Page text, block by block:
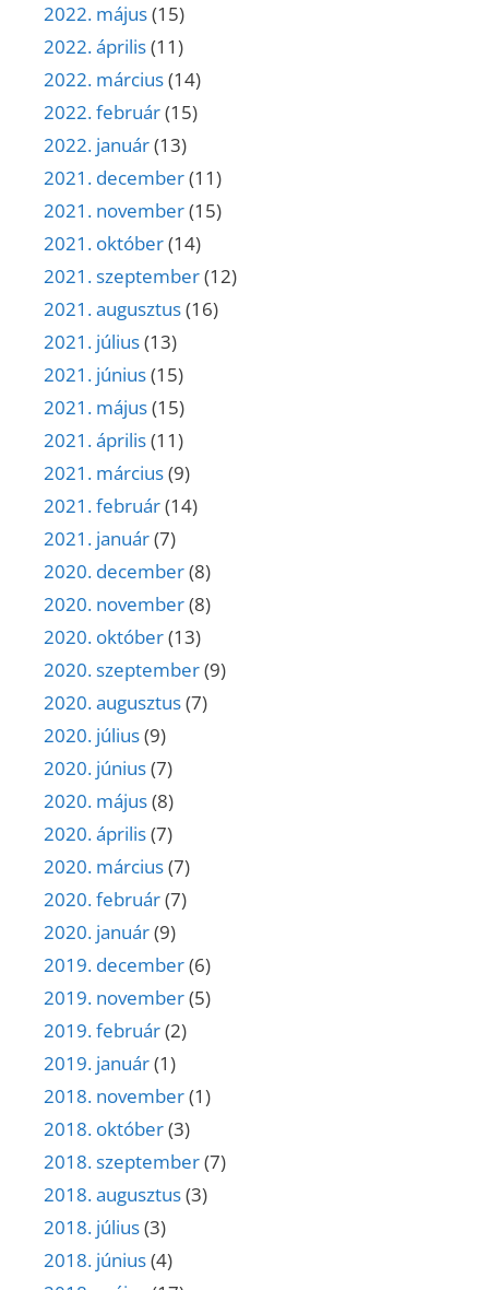
2022. május(15)
2022. április(11)
2022. március(14)
2022. február(15)
2022. január(13)
2021. december(11)
2021. november(15)
2021. október(14)
2021. szeptember(12)
2021. augusztus(16)
2021. július(13)
2021. június(15)
2021. május(15)
2021. április(11)
2021. március(9)
2021. február(14)
2021. január(7)
2020. december(8)
2020. november(8)
2020. október(13)
2020. szeptember(9)
2020. augusztus(7)
2020. július(9)
2020. június(7)
2020. május(8)
2020. április(7)
2020. március(7)
2020. február(7)
2020. január(9)
2019. december(6)
2019. november(5)
2019. február(2)
2019. január(1)
2018. november(1)
2018. október(3)
2018. szeptember(7)
2018. augusztus(3)
2018. július(3)
2018. június(4)